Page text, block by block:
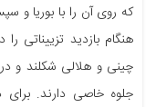
که روی آن را با بوریا و
هنگام بازدید تزییناتی
چینی و هلالی شکلند و
جلوه خاصی دارند. برای